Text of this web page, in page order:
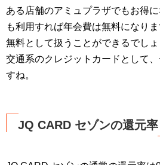
ある店舗のアミュプラザでもお得
も利用すれば年会費は無料になり
無料として扱うことができるでし
交通系のクレジットカードとして
すね。
JQ CARD セゾンの還元率